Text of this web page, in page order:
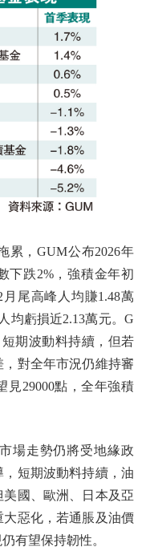
，GUM公布2026年
下跌2%，強積金年初
尾高峰人均賺1.48萬
均虧損近2.13萬元。G
期波動料持續，但若
對全年市況仍維持審
見29000點，全年強積
走勢仍將受地緣政
短期波動料持續，油
國、歐洲、日本及亞
惡化，若通脹及油價
有望保持韌性。